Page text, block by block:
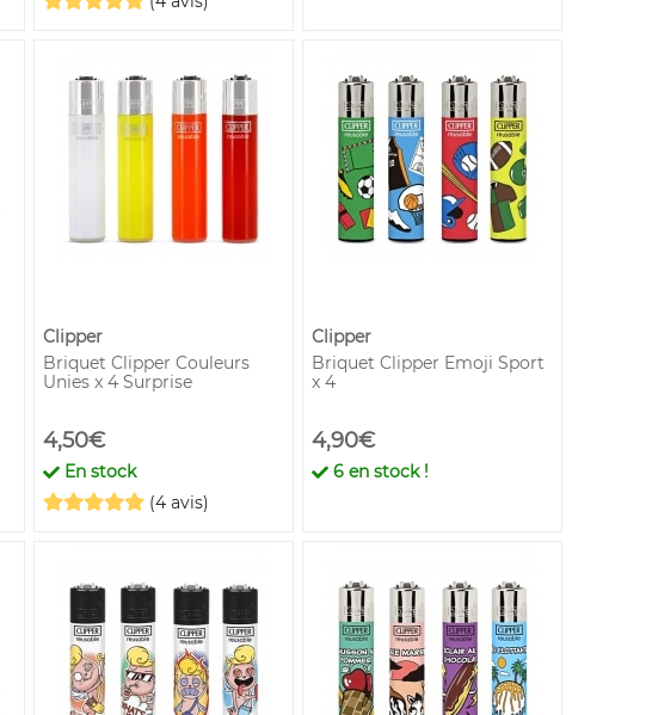
Clipper
Briquet Clipper Couleurs
Unies x 4 Surprise
4,50€
En stock
(4 avis)
Clipper
Briquet Clipper Emoji Sport
x 4
4,90€
6en stock !